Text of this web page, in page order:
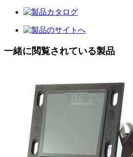
一緒に閲覧されている製品